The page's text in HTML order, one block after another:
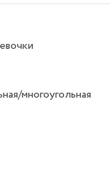
многоугольная